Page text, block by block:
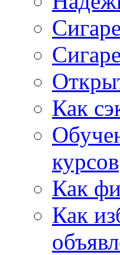
Как
курсов
Как
Как